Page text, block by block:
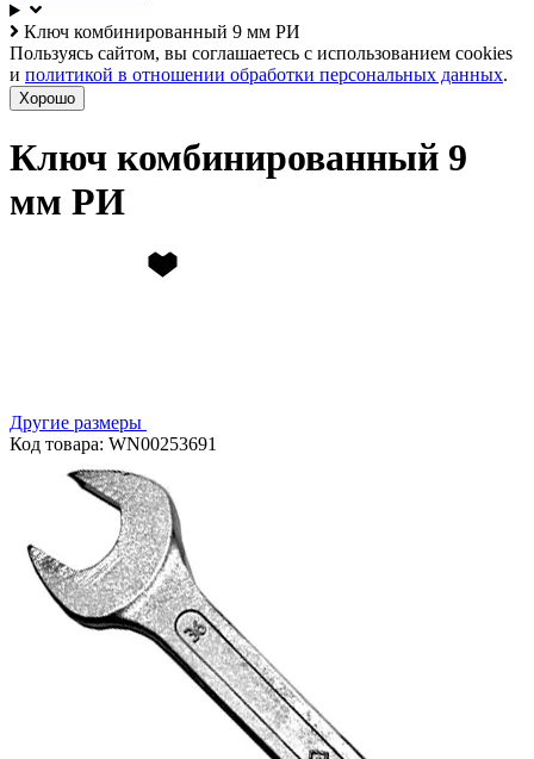
Ключ комбинированный 9 мм РИ
Пользуясь сайтом, вы соглашаетесь с использованием cookies
и политикой в отношении обработки персональных данных.
Хорошо
Ключ комбинированный 9
мм РИ
Другие размеры
Код товара: WN00253691